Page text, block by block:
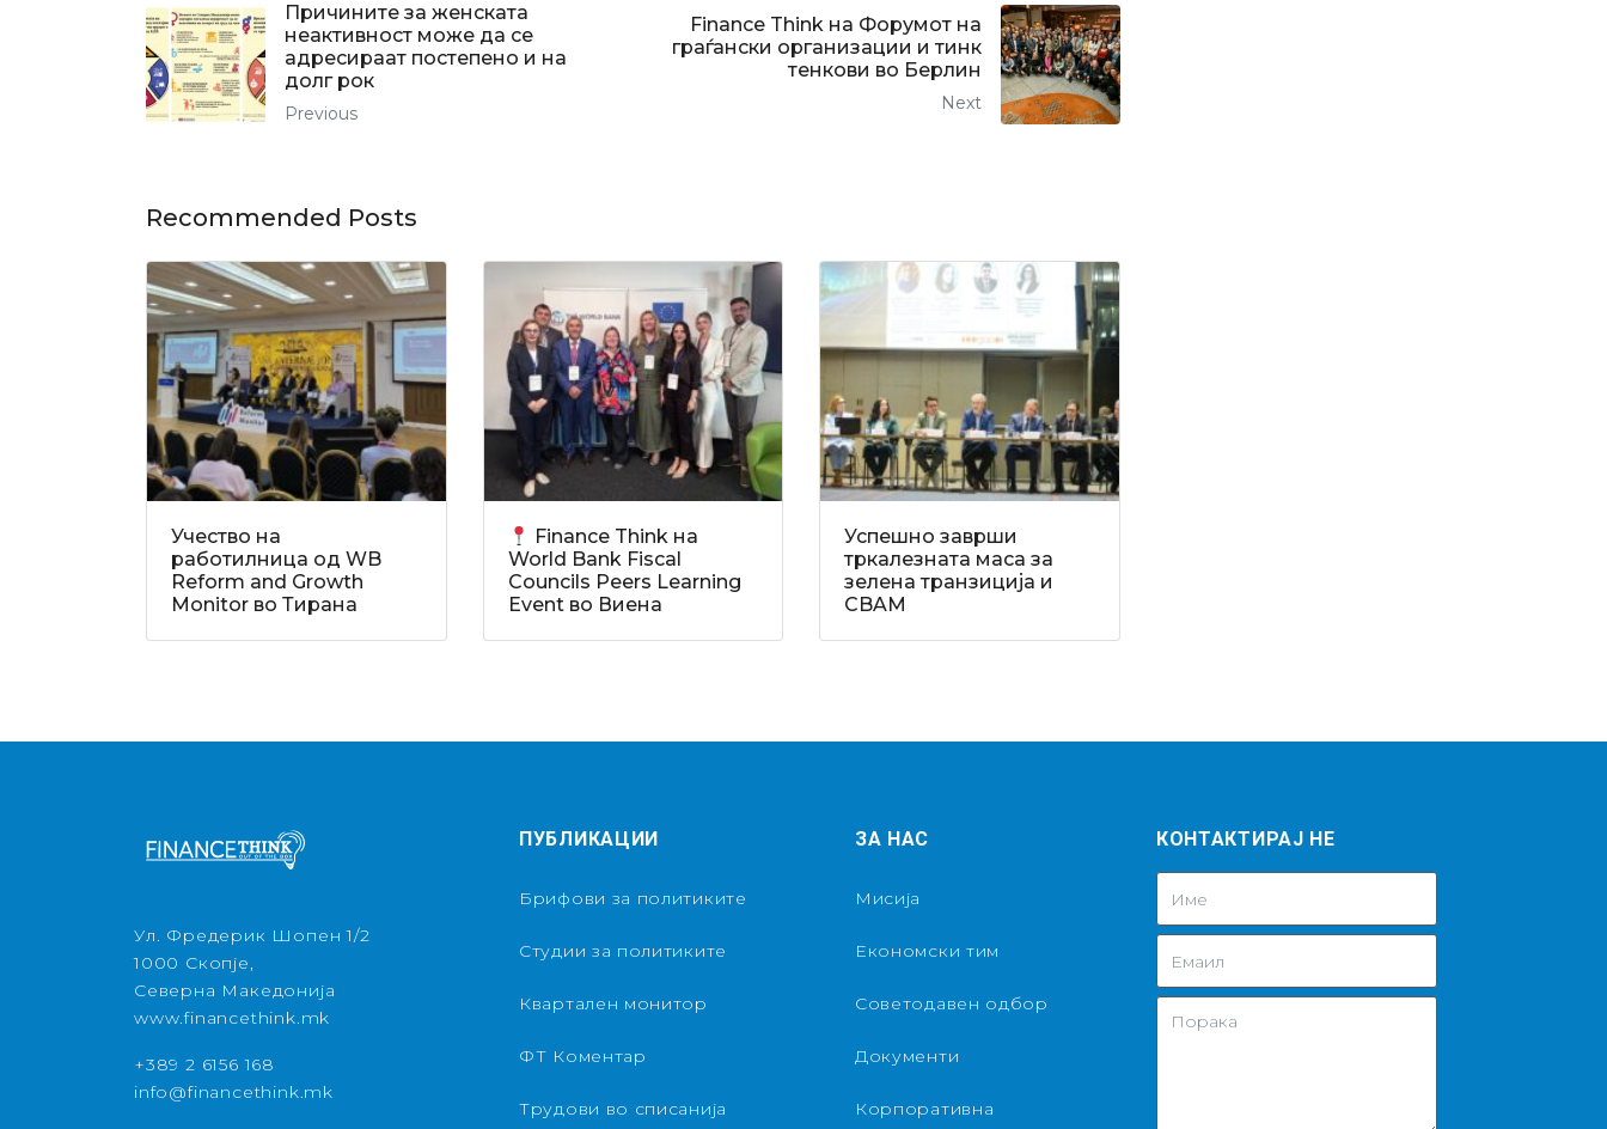
Причините за женската
неактивност може да се
адресираат постепено и на
долг рок
Previous
Finance Think на Форумот на
граѓански организации и тинк
тенкови во Берлин
Next
Recommended Posts
Учество на
работилница од WB
Reform and Growth
Monitor во Тирана
Finance Think на
World Bank Fiscal
Councils Peers Learning
Event во Виена
Успешно заврши
тркалезната маса за
зелена транзиција и
CBAM
Ул. Фредерик Шопен 1/2
1000 Скопје,
Северна Македонија
www.financethink.mk
+389 2 6156 168
info@financethink.mk
ПУБЛИКАЦИИ
Брифови за политиките
Студии за политиките
Квартален монитор
ФТ Коментар
Трудови во списанија
ЗА НАС
Мисија
Економски тим
Советодавен одбор
Документи
Корпоративна
КОНТАКТИРАЈ НЕ